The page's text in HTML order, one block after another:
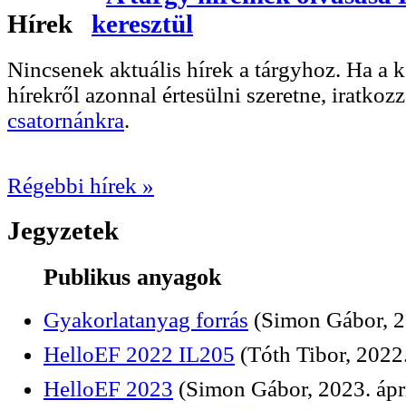
Hírek
Nincsenek aktuális hírek a tárgyhoz. Ha a
hírekről azonnal értesülni szeretne,
csatornánkra.
Régebbi hírek »
Jegyzetek
Publikus anyagok
Gyakorlatanyag forrás (Simon Gábor,
HelloEF 2022 IL205 (Tóth Tibor,
HelloEF 2023 (Simon Gábor, 2023.